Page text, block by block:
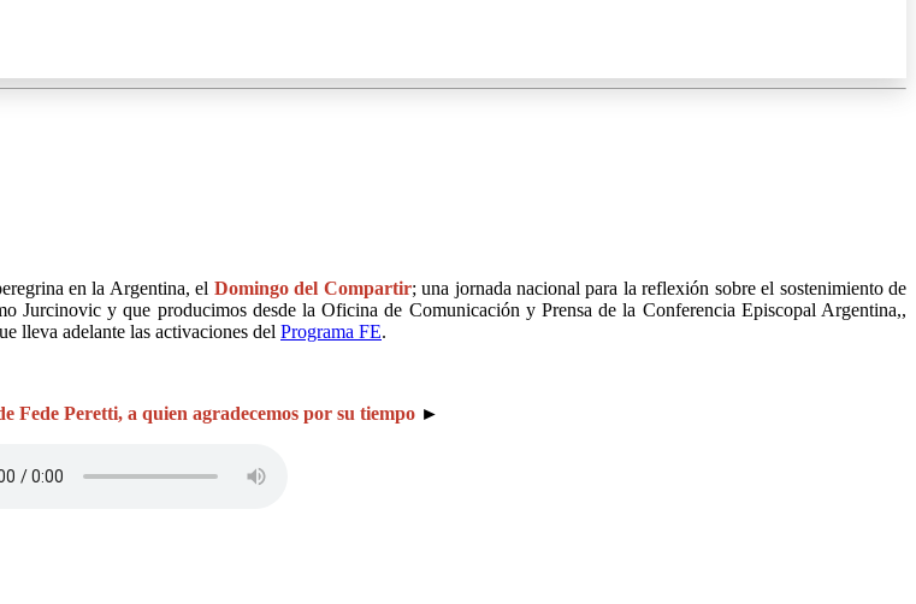
en la Argentina, el Domingo del Compartir; una jornada nacional para la reflexión sobre el sostenimiento de
y que producimos desde la Oficina de Comunicación y Prensa de la Conferencia Episcopal Argentina,,
lleva adelante las activaciones del Programa FE.
Fede Peretti, a quien agradecemos por su tiempo ►